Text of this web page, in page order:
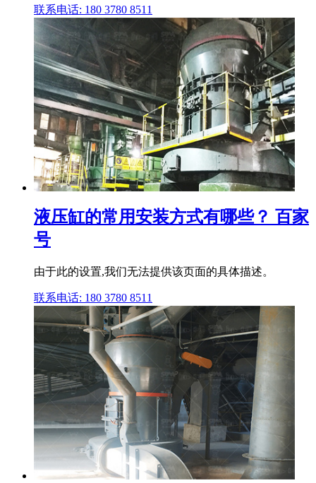
联系电话: 180 3780 8511
液压缸的常用安装方式有哪些？ 百家
号
由于此的设置,我们无法提供该页面的具体描述。
联系电话: 180 3780 8511